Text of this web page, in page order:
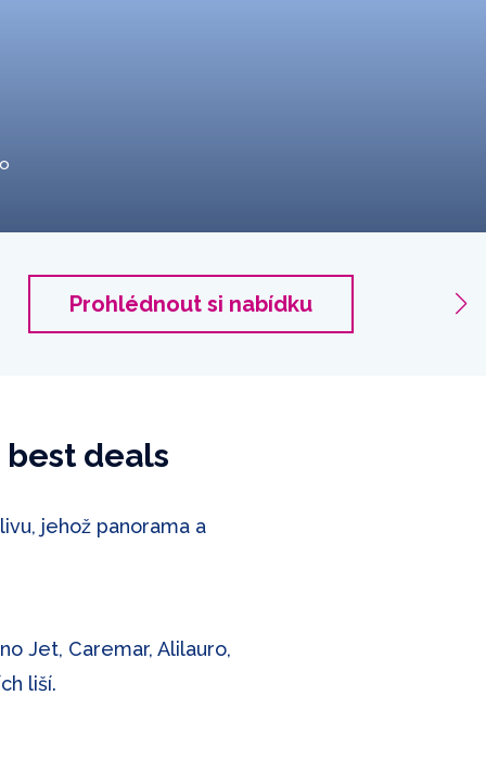
Prohlédnout si nabídku
2
deals
jehož panorama a
Jet, Caremar, Alilauro,
liší.